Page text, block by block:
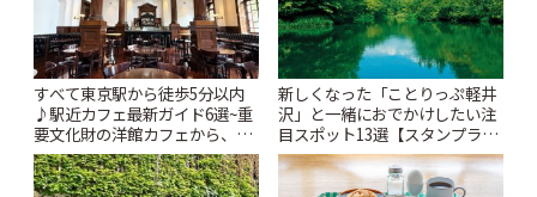
すべて東京駅から徒歩5分以内
♪駅近カフェ最新ガイド6選~重
要文化財の洋館カフェから、改
札すぐのレトロ喫茶まで~ | こと
りっぷ
新しくなった「ことりっぷ軽井
沢」と一緒におでかけしたい注
目スポット13選【スタンプラリ
ー開催中】 | ことりっぷ